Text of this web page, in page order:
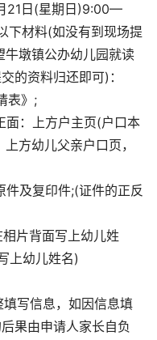
21日(星期日)9:00—
下材料(如没有到现场提
牛墩镇公办幼儿园就读
的资料归还即可)：
表》;
面：上方户主页(户口本
方幼儿父亲户口页，
及复印件;(证件的正反
片背面写上幼儿姓
上幼儿姓名)
写信息，如因信息填
果由申请人家长自负